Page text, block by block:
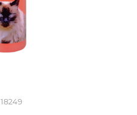
18249